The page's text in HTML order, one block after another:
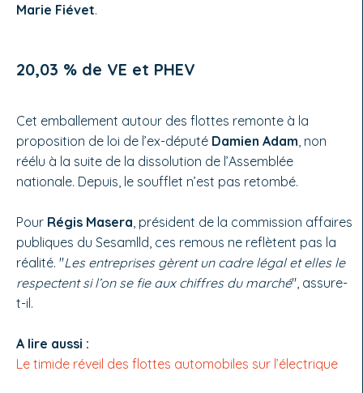
Marie Fiévet.
20,03 % de VE et PHEV
Cet emballement autour des flottes remonte à la
proposition de loi de l’ex-député Damien Adam , non
réélu à la suite de la dissolution de l’Assemblée
nationale. Depuis, le soufflet n’est pas retombé.
Pour Régis Masera , président de la commission affaires
publiques du Sesamlld, ces remous ne reflètent pas la
réalité. "Les entreprises gèrent un cadre légal et elles le
respectent si l’on se fie aux chiffres du marché", assure-
t-il.
A lire aussi :
Le timide réveil des flottes automobiles sur l’électrique